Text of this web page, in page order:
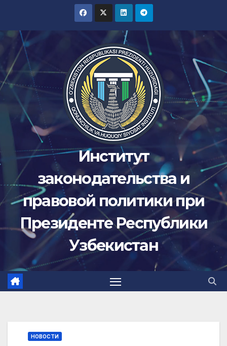
содержимому
Институт
законодательства и
правовой политики при
Президенте Республики
Узбекистан
НОВОСТИ